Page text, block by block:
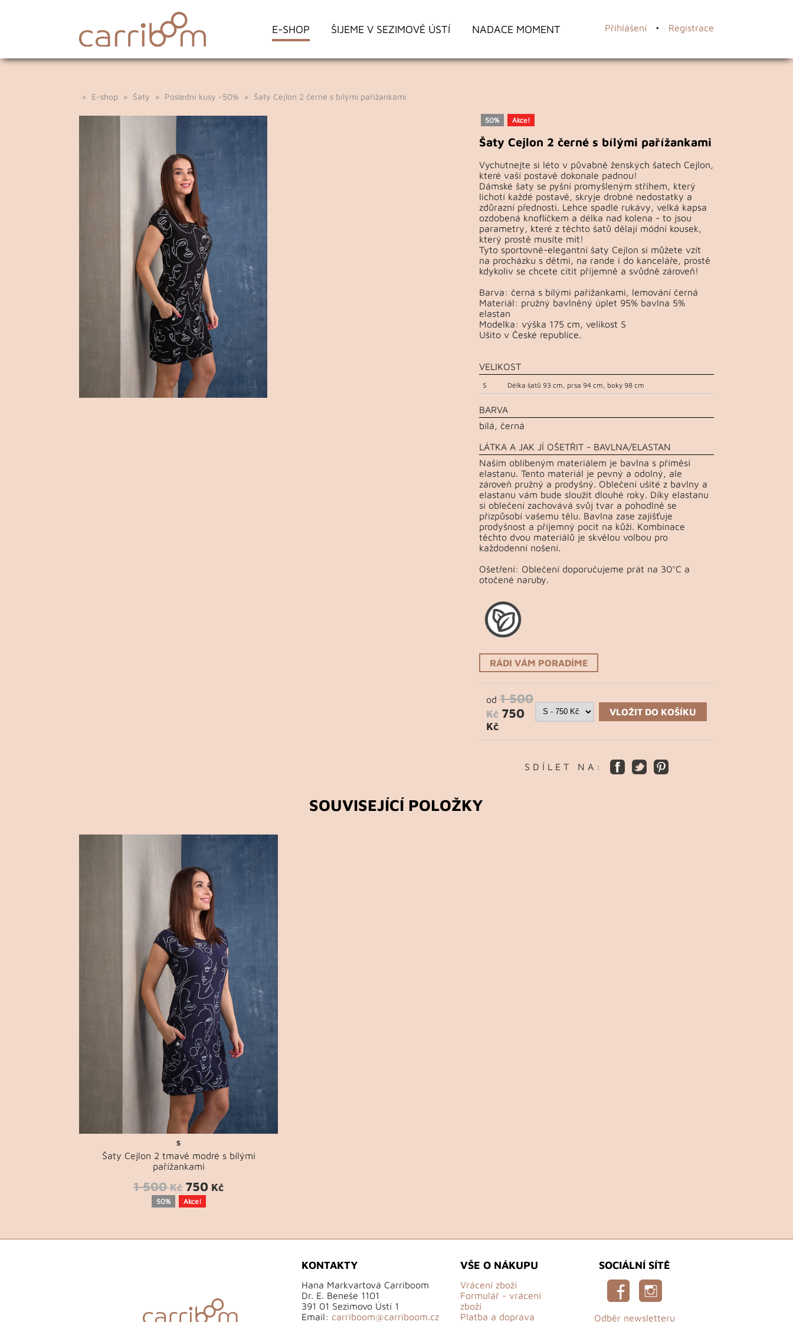
E-SHOP ŠIJEME V SEZIMOVĚ ÚSTÍ NADACE MOMENT Přihlášení• Registrace
> E-shop > Šaty > Poslední kusy -50% > Šaty Cejlon 2 černé s bílými pařížankami
50% Akce!
Šaty Cejlon 2 černé s bílými pařížankami
Vychutnejte si léto v půvabně ženských šatech Cejlon,
které vaší postavě dokonale padnou!
Dámské šaty se pyšní promyšleným střihem, který
lichotí každé postavě, skryje drobné nedostatky a
zdůrazní přednosti. Lehce spadlé rukávy, velká kapsa
ozdobená knoflíčkem a délka nad kolena - to jsou
parametry, které z těchto šatů dělají módní kousek,
který prostě musíte mít!
Tyto sportovně-elegantní šaty Cejlon si můžete vzít
na procházku s dětmi, na rande i do kanceláře, prostě
kdykoliv se chcete cítit příjemně a svůdně zároveň!
Barva: černá s bílými pařížankami, lemování černá
Materiál: pružný bavlněný úplet 95% bavlna 5%
elastan
Modelka: výška 175 cm, velikost S
Ušito v České republice.
VELIKOST
S Délka šatů 93 cm, prsa 94 cm, boky 98 cm
BARVA
bílá, černá
LÁTKA A JAK JÍ OŠETŘIT - BAVLNA/ELASTAN
Naším oblíbeným materiálem je bavlna s příměsí
elastanu. Tento materiál je pevný a odolný, ale
zároveň pružný a prodyšný. Oblečení ušité z bavlny a
elastanu vám bude sloužit dlouhé roky. Díky elastanu
si oblečení zachovává svůj tvar a pohodlně se
přizpůsobí vašemu tělu. Bavlna zase zajišťuje
prodyšnost a příjemný pocit na kůži. Kombinace
těchto dvou materiálů je skvělou volbou pro
každodenní nošení.
Ošetření: Oblečení doporučujeme prát na 30°C a
otočené naruby.
RÁDI VÁM PORADÍME
od1 500
Kč 750
Kč
VLOŽIT DO KOŠÍKU
S D Í L E T N A :
SOUVISEJÍCÍ POLOŽKY
S
Šaty Cejlon 2 tmavě modré s bílými
pařížankami
1 500 Kč 750 Kč
50% Akce!
KONTAKTY
Hana Markvartová Carriboom
Dr. E. Beneše 1101
391 01 Sezimovo Ústí 1
Email: carriboom@carriboom.cz
VŠE O NÁKUPU
Vrácení zboží
Formulář - vrácení
zboží
Platba a doprava
SOCIÁLNÍ SÍTĚ
Odběr newsletteru